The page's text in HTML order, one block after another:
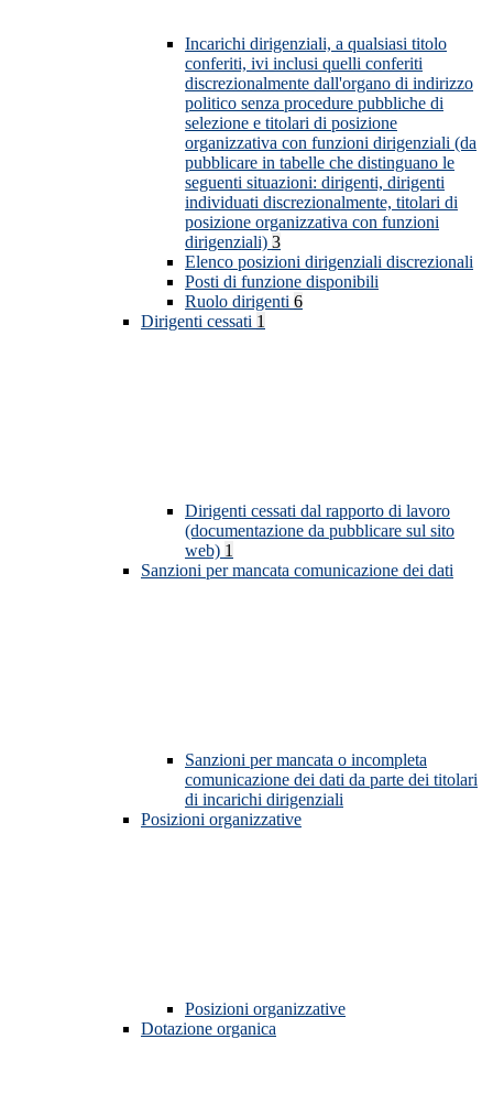
Incarichi dirigenziali, a qualsiasi titolo
conferiti, ivi inclusi quelli conferiti
discrezionalmente dall'organo di indirizzo
politico senza procedure pubbliche di
selezione e titolari di posizione
organizzativa con funzioni dirigenziali (da
pubblicare in tabelle che distinguano le
seguenti situazioni: dirigenti, dirigenti
individuati discrezionalmente, titolari di
posizione organizzativa con funzioni
dirigenziali) 3
Elenco posizioni dirigenziali discrezionali
Posti di funzione disponibili
Ruolo dirigenti 6
Dirigenti cessati 1
Dirigenti cessati dal rapporto di lavoro
(documentazione da pubblicare sul sito
web) 1
Sanzioni per mancata comunicazione dei dati
Sanzioni per mancata o incompleta
comunicazione dei dati da parte dei titolari
di incarichi dirigenziali
Posizioni organizzative
Posizioni organizzative
Dotazione organica